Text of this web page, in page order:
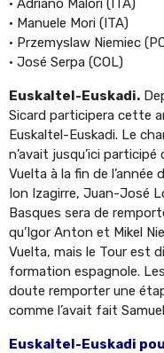
• Adriano Malori (ITA)
• Manuele Mori (ITA)
• Przemyslaw Niemiec
• José Serpa (COL)
Euskaltel-Euskadi.
Sicard participera cette
Euskaltel-Euskadi. Le
n’avait jusqu’ici
Vuelta à la fin de l’année
Ion Izagirre, Juan-José
Basques sera de
qu’Igor Anton et Mikel
Vuelta, mais le Tour est
formation espagnole.
doute remporter une
comme l’avait fait
Euskaltel-Euskadi